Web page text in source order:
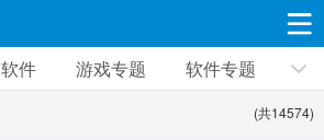
游戏专题 软件专题 新闻资讯
软件 游戏专题 软件专题
(共14574)